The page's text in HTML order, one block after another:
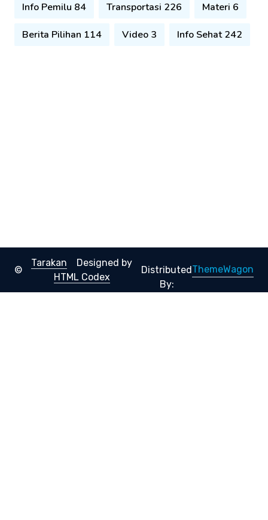
Info Pemilu 84 Transportasi 226 Materi 6
Berita Pilihan 114 Video 3 Info Sehat 242
©
Tarakan
Designed by
HTML Codex
Distributed
By:
ThemeWagon